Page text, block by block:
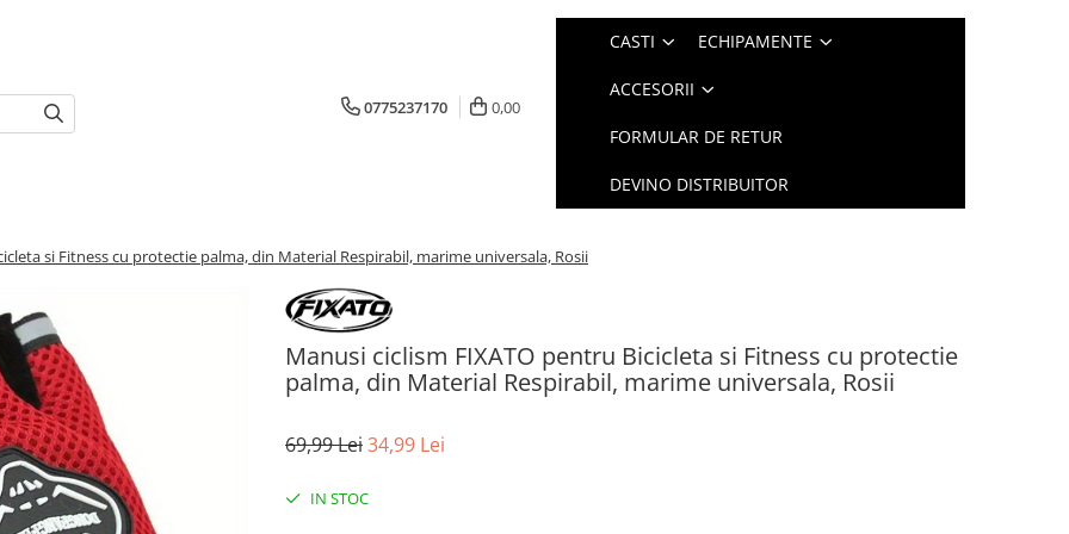
0775237170 0,00
CASTI ECHIPAMENTE
ACCESORII
FORMULAR DE RETUR
DEVINO DISTRIBUITOR
si Fitness cu protectie palma, din Material Respirabil, marime universala, Rosii
Manusi ciclism FIXATO pentru Bicicleta si Fitness cu protectie
palma, din Material Respirabil, marime universala, Rosii
69,99 Lei34,99 Lei
IN STOC